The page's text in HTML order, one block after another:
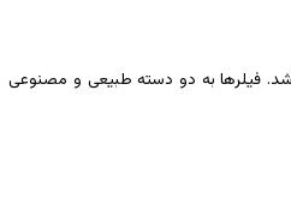
فیلرها به دو دسته طبیعی و مصنوعی